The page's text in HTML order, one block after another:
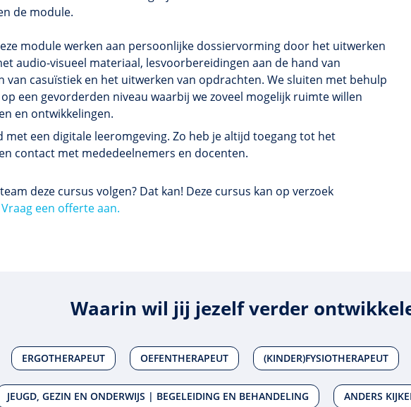
de module.
module werken aan persoonlijke dossiervorming door het uitwerken
audio-visueel materiaal, lesvoorbereidingen aan de hand van
casuïstiek en het uitwerken van opdrachten. We sluiten met behulp
een gevorderden niveau waarbij we zoveel mogelijk ruimte willen
en ontwikkelingen.
een digitale leeromgeving. Zo heb je altijd toegang tot het
contact met mededeelnemers en docenten.
deze cursus volgen? Dat kan! Deze cursus kan op verzoek
Vraag een offerte aan.
Waarin wil jij jezelf verder
ERGOTHERAPEUT OEFENTHERAPEUT (KINDER)FYSIOTHERAPEUT
JEUGD, GEZIN EN ONDERWIJS | BEGELEIDING EN BEHANDELING ANDERS